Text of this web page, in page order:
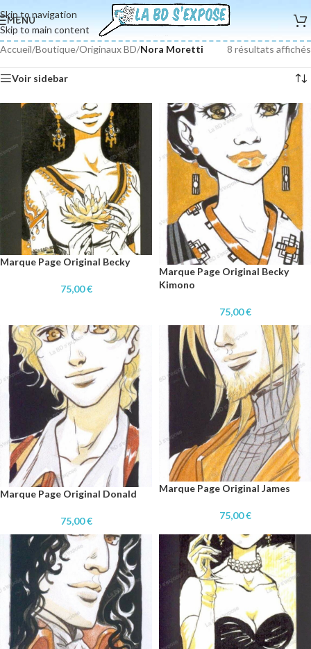
Skip to navigation
Skip to main content
MENU
Accueil/Boutique/Originaux BD/Nora Moretti 8 résultats affichés
Voir sidebar
Marque Page Original Becky
75,00€
Marque Page Original Becky
Kimono
75,00€
Marque Page Original Donald
75,00€
Marque Page Original James
75,00€